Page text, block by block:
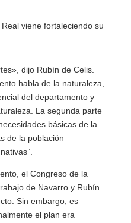
viene fortaleciendo su
dijo Rubín de Celis.
habla de la naturaleza,
del departamento y
La segunda parte
básicas de la
de la población
el Congreso de la
de Navarro y Rubín
Sin embargo, es
el plan era